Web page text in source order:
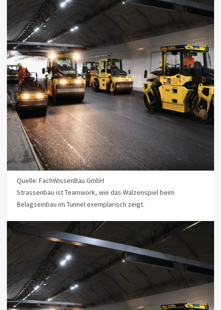
Quelle: FachWissenBau GmbH
Strassenbau ist Teamwork, wie das Walzenspiel beim
Belagseinbau im Tunnel exemplarisch zeigt.